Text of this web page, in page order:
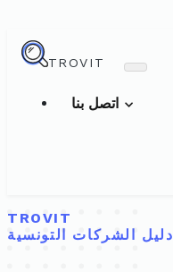
TROVIT
TROVIT
دليل الشركات التونسية